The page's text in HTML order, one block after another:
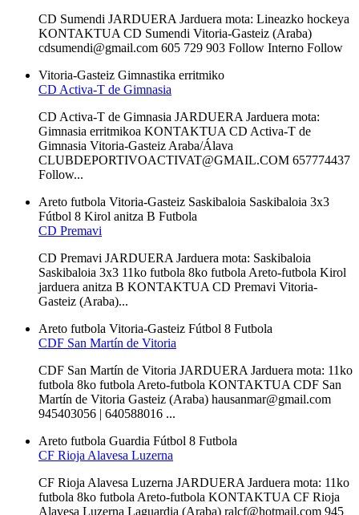
CD Sumendi JARDUERA Jarduera mota: Lineazko hockeya
KONTAKTUA CD Sumendi Vitoria-Gasteiz (Araba)
cdsumendi@gmail.com 605 729 903 Follow Interno Follow
Vitoria-Gasteiz Gimnastika erritmiko
CD Activa-T de Gimnasia
CD Activa-T de Gimnasia JARDUERA Jarduera mota:
Gimnasia erritmikoa KONTAKTUA CD Activa-T de
Gimnasia Vitoria-Gasteiz Araba/Álava
CLUBDEPORTIVOACTIVAT@GMAIL.COM 657774437
Follow...
Areto futbola Vitoria-Gasteiz Saskibaloia Saskibaloia 3x3
Fútbol 8 Kirol anitza B Futbola
CD Premavi
CD Premavi JARDUERA Jarduera mota: Saskibaloia
Saskibaloia 3x3 11ko futbola 8ko futbola Areto-futbola Kirol
jarduera anitza B KONTAKTUA CD Premavi Vitoria-
Gasteiz (Araba)...
Areto futbola Vitoria-Gasteiz Fútbol 8 Futbola
CDF San Martín de Vitoria
CDF San Martín de Vitoria JARDUERA Jarduera mota: 11ko
futbola 8ko futbola Areto-futbola KONTAKTUA CDF San
Martín de Vitoria Gasteiz (Araba) hausanmar@gmail.com
945403056 | 640588016 ...
Areto futbola Guardia Fútbol 8 Futbola
CF Rioja Alavesa Luzerna
CF Rioja Alavesa Luzerna JARDUERA Jarduera mota: 11ko
futbola 8ko futbola Areto-futbola KONTAKTUA CF Rioja
Alavesa Luzerna Laguardia (Araba) ralcf@hotmail.com 945